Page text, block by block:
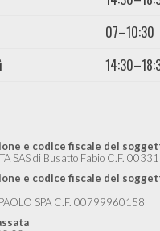
07–10:30
e codice fiscale del
SAS di Busatto Fabio C.F.
e codice fiscale del
SPA C.F. 00799960158